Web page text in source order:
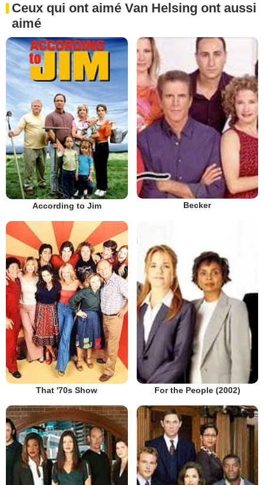
Ceux qui ont aimé Van Helsing ont aussi
aimé
According to Jim Becker
That '70s Show For the People (2002)